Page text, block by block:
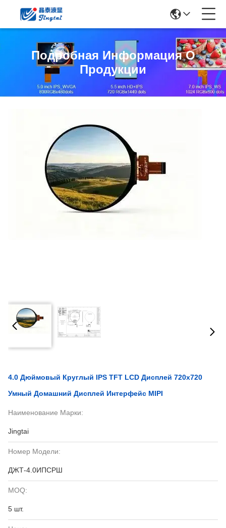
Подробная Информация О
Продукции
4.0 Дюймовый Круглый IPS TFT LCD Дисплей 720x720
Умный Домашний Дисплей Интерфейс MIPI
Наименование Марки:
Jingtai
Номер Модели:
ДЖТ-4.0ИПСРШ
MOQ:
5 шт.